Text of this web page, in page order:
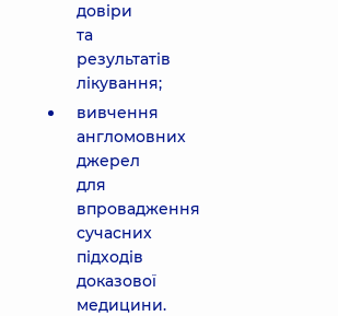
довіри
та
результатів
лікування;
вивчення
англомовних
джерел
для
впровадження
сучасних
підходів
доказової
медицини.